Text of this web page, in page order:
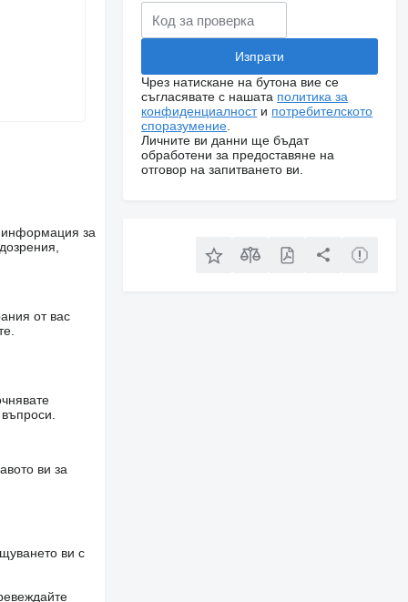
информация за
от вас
ви за
ви с
Чрез натискане на бутона вие се
съгласявате с нашата политика за
конфиденциалности потребителското
споразумение
Личните ви данни ще бъдат
обработени за предоставяне на
отговор на запитването ви.